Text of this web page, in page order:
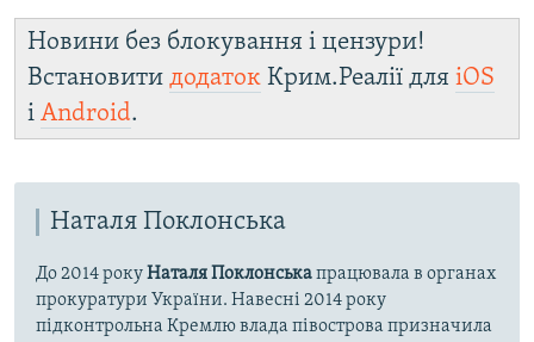
Новини без блокування і цензури!
Встановити додаток Крим.Реалії для iOS
і Android.
Наталя Поклонська
До 2014 рокуНаталя Поклонськапрацювала в органах
прокуратури України. Навесні 2014 року
підконтрольна Кремлю влада півострова призначила